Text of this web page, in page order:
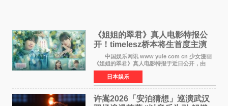
《姐姐的翠君》真人电影特报公
开！timelesz桥本将生首度主演
12月4日上映
中国娱乐网讯 www yule com cn 少女漫画
《姐姐的翠君》真人电影特报于近日公开，由
timelesz成员桥本将生担任主演，这也是他首次
担任电影主演，引发高度关注。 女高中生咲
苗翠（中岛瑠菜
日本娱乐
许嵩2026「安泊猜想」巡演武汉